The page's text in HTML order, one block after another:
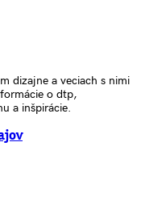
dizajne a veciach s nimi
o dtp,
a inšpirácie.